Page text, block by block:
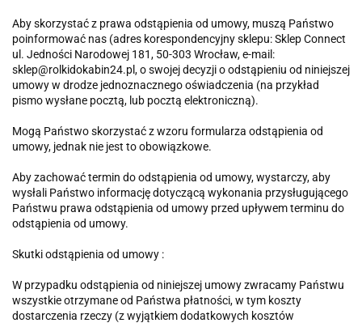
Aby skorzystać z prawa odstąpienia od umowy, muszą Państwo
poinformować nas (adres korespondencyjny sklepu: Sklep Connect
ul. Jedności Narodowej 181, 50-303 Wrocław, e-mail:
sklep@rolkidokabin24.pl, o swojej decyzji o odstąpieniu od niniejszej
umowy w drodze jednoznacznego oświadczenia (na przykład
pismo wysłane pocztą, lub pocztą elektroniczną).
Mogą Państwo skorzystać z wzoru formularza odstąpienia od
umowy, jednak nie jest to obowiązkowe.
Aby zachować termin do odstąpienia od umowy, wystarczy, aby
wysłali Państwo informację dotyczącą wykonania przysługującego
Państwu prawa odstąpienia od umowy przed upływem terminu do
odstąpienia od umowy.
Skutki odstąpienia od umowy :
W przypadku odstąpienia od niniejszej umowy zwracamy Państwu
wszystkie otrzymane od Państwa płatności, w tym koszty
dostarczenia rzeczy (z wyjątkiem dodatkowych kosztów